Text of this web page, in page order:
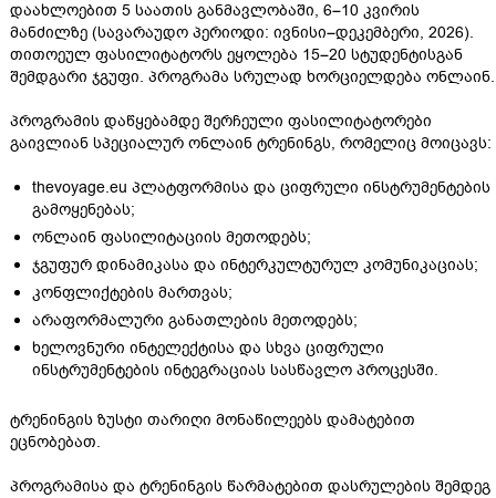
დაახლოებით 5 საათის განმავლობაში, 6–10 კვირის
მანძილზე (სავარაუდო პერიოდი: ივნისი–დეკემბერი, 2026).
თითოეულ ფასილიტატორს ეყოლება 15–20 სტუდენტისგან
შემდგარი ჯგუფი. პროგრამა სრულად ხორციელდება ონლაინ.
პროგრამის დაწყებამდე შერჩეული ფასილიტატორები
გაივლიან სპეციალურ ონლაინ ტრენინგს, რომელიც მოიცავს:
thevoyage.eu პლატფორმისა და ციფრული ინსტრუმენტების
გამოყენებას;
ონლაინ ფასილიტაციის მეთოდებს;
ჯგუფურ დინამიკასა და ინტერკულტურულ კომუნიკაციას;
კონფლიქტების მართვას;
არაფორმალური განათლების მეთოდებს;
ხელოვნური ინტელექტისა და სხვა ციფრული
ინსტრუმენტების ინტეგრაციას სასწავლო პროცესში.
ტრენინგის ზუსტი თარიღი მონაწილეებს დამატებით
ეცნობებათ.
პროგრამისა და ტრენინგის წარმატებით დასრულების შემდეგ